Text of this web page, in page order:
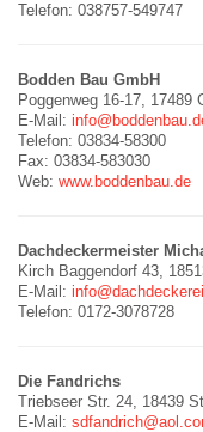
Telefon: 038757-549747
Bodden Bau GmbH
Poggenweg 16-17, 17489
E-Mail:
Telefon: 03834-58300
Fax: 03834-583030
Web: www.boddenbau.de
Dachdeckermeister
Kirch Baggendorf 43,
E-Mail:
Telefon: 0172-3078728
Die Fandrichs
Triebseer Str. 24, 18439
E-Mail: